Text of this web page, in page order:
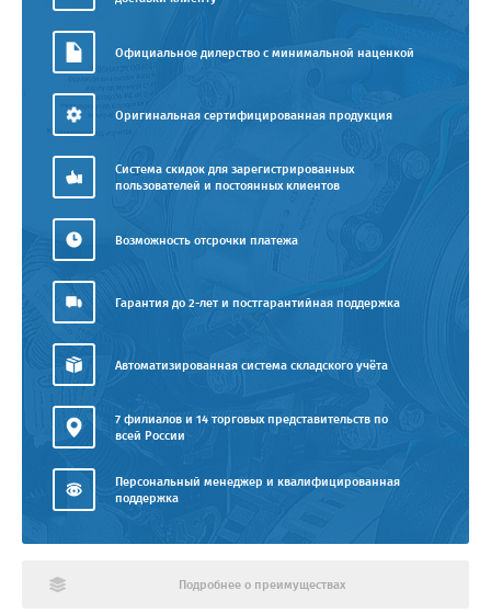
Официальное дилерство с минимальной наценкой
Оригинальная сертифицированная продукция
Система скидок для зарегистрированных
пользователей и постоянных клиентов
Возможность отсрочки платежа
Гарантия до 2-лет и постгарантийная поддержка
Автоматизированная система складского учёта
7 филиалов и 14 торговых представительств по
всей России
Персональный менеджер и квалифицированная
поддержка
Подробнее о преимуществах